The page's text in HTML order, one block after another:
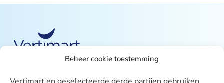
Beheer cookie toestemming